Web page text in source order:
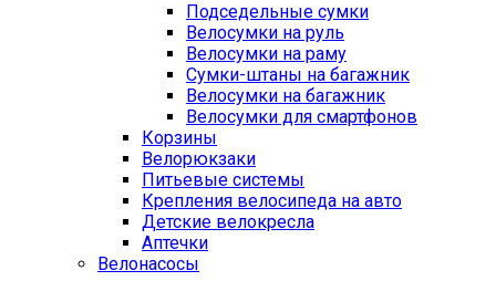
Подседельные сумки
Велосумки на руль
Велосумки на раму
Сумки-штаны на багажник
Велосумки на багажник
Велосумки для смартфонов
Корзины
Велорюкзаки
Питьевые системы
Крепления велосипеда на авто
Детские велокресла
Аптечки
Велонасосы